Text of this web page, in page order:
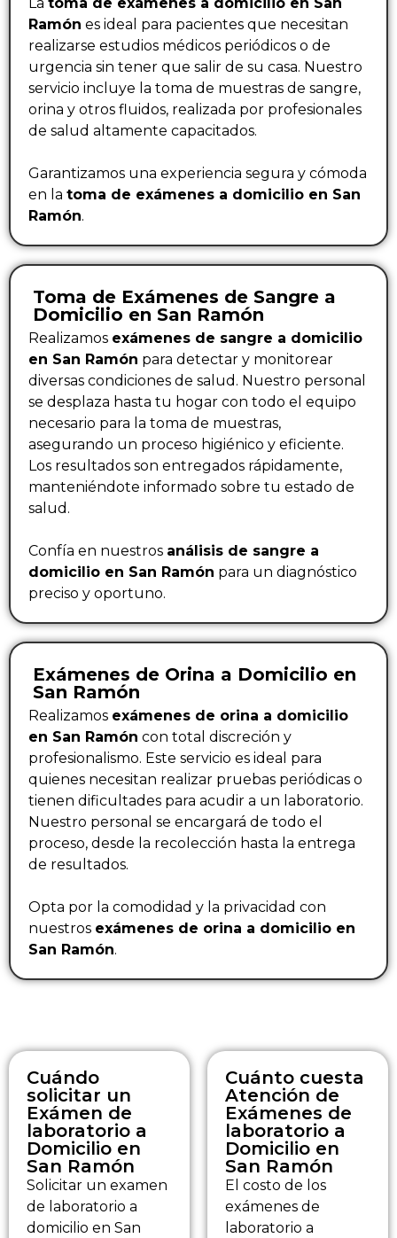
Ramón es ideal para pacientes que necesitan
realizarse estudios médicos periódicos o de
urgencia sin tener que salir de su casa. Nuestro
servicio incluye la toma de muestras de sangre,
orina y otros fluidos, realizada por profesionales
de salud altamente capacitados.
Garantizamos una experiencia segura y cómoda
en la toma de exámenes a domicilio en San
Ramón.
Toma de Exámenes de Sangre a
Domicilio en San Ramón
Realizamos exámenes de sangre a domicilio
en San Ramón para detectar y monitorear
diversas condiciones de salud. Nuestro personal
se desplaza hasta tu hogar con todo el equipo
necesario para la toma de muestras,
asegurando un proceso higiénico y eficiente.
Los resultados son entregados rápidamente,
manteniéndote informado sobre tu estado de
salud.
Confía en nuestros análisis de sangre a
domicilio en San Ramón para un diagnóstico
preciso y oportuno.
Exámenes de Orina a Domicilio en
San Ramón
Realizamos exámenes de orina a domicilio
en San Ramón con total discreción y
profesionalismo. Este servicio es ideal para
quienes necesitan realizar pruebas periódicas o
tienen dificultades para acudir a un laboratorio.
Nuestro personal se encargará de todo el
proceso, desde la recolección hasta la entrega
de resultados.
Opta por la comodidad y la privacidad con
nuestros exámenes de orina a domicilio en
San Ramón.
Cuándo
solicitar un
Exámen de
laboratorio a
Domicilio en
San Ramón
Solicitar un examen
de laboratorio a
domicilio en San
Cuánto cuesta
Atención de
Exámenes de
laboratorio a
Domicilio en
San Ramón
El costo de los
exámenes de
laboratorio a